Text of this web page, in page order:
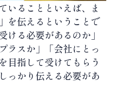
いることといえば、ま
を伝えるということで
ける必要があるのか」
ラスか」「会社にとっ
目指して受けてもらう
っかり伝える必要があ